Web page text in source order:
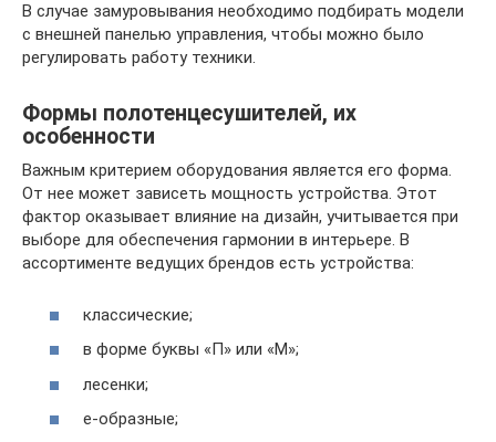
В случае замуровывания необходимо подбирать модели
с внешней панелью управления, чтобы можно было
регулировать работу техники.
Формы полотенцесушителей, их
особенности
Важным критерием оборудования является его форма.
От нее может зависеть мощность устройства. Этот
фактор оказывает влияние на дизайн, учитывается при
выборе для обеспечения гармонии в интерьере. В
ассортименте ведущих брендов есть устройства:
классические;
в форме буквы «П» или «М»;
лесенки;
е-образные;